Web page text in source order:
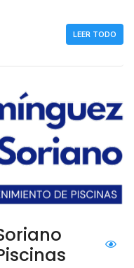
LEER TODO